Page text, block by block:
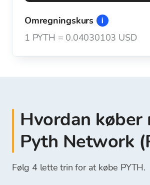
Omregningskurs
1 PYTH = 0.04030103 USD
Hvordan køber
Pyth Network
Følg 4 lette trin for at købe PYTH.